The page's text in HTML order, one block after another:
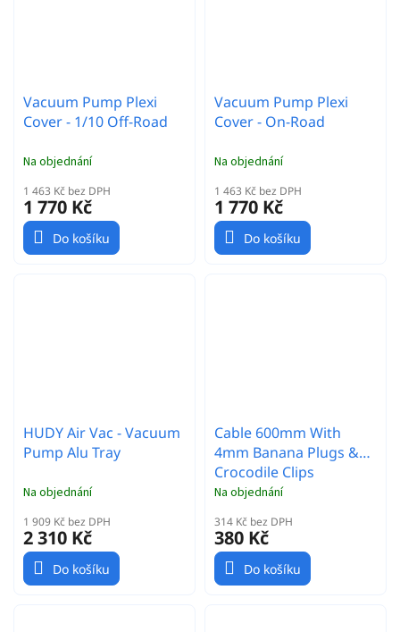
Vacuum Pump Plexi
Cover - 1/10 Off-Road
Na objednání
1 463 Kč bez DPH
1 770 Kč
Do košíku
Vacuum Pump Plexi
Cover - On-Road
Na objednání
1 463 Kč bez DPH
1 770 Kč
Do košíku
HUDY Air Vac - Vacuum
Pump Alu Tray
Na objednání
1 909 Kč bez DPH
2 310 Kč
Do košíku
Cable 600mm With
4mm Banana Plugs &
Crocodile Clips
Na objednání
314 Kč bez DPH
380 Kč
Do košíku